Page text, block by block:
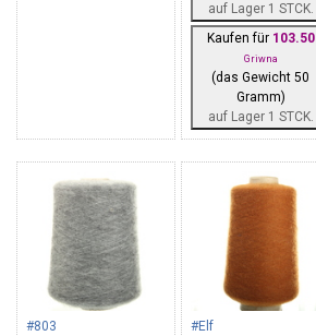
auf Lager 1 STCK.
Kaufen für 103.50
Griwna
(das Gewicht 50
Gramm)
auf Lager 1 STCK.
#803 #Elf